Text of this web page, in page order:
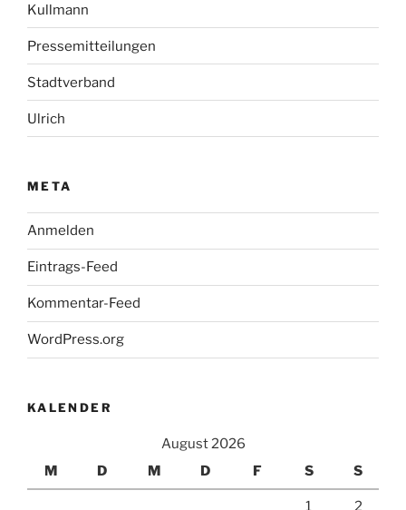
Kullmann
Pressemitteilungen
Stadtverband
Ulrich
META
Anmelden
Eintrags-Feed
Kommentar-Feed
WordPress.org
KALENDER
August 2026
M
D M D F S S
1 2